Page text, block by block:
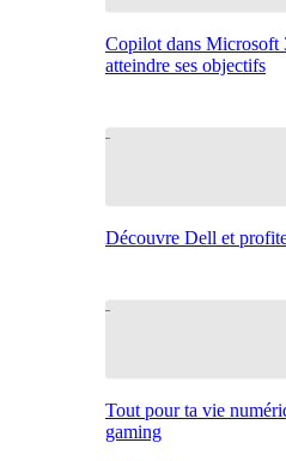
Copilot dans Microsoft
atteindre ses objectifs
Découvre Dell et
Tout pour ta vie
gaming